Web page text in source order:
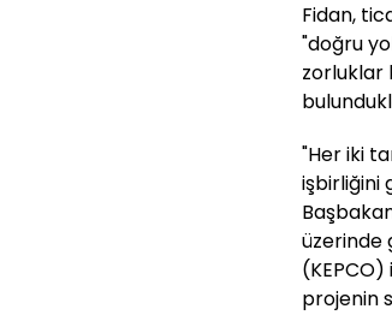
Fidan,
"doğru
zorluklar
"Her iki
işbirliğini
üzerinde
projenin